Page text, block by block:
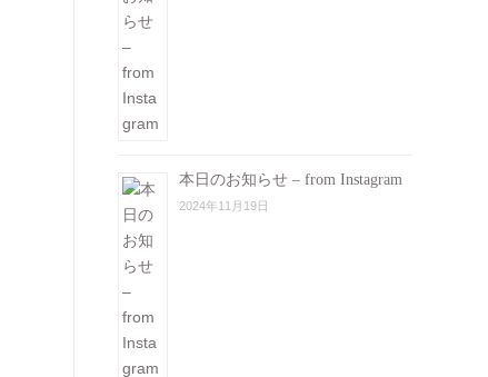
本日のお知らせ – from Instagram
2024年11月19日